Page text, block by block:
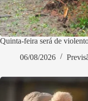
Quinta-feira será de
06/08/2026